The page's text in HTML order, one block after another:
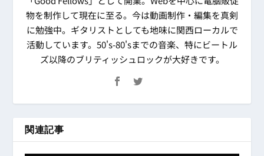
物を制作して現在に至る。今は動画制作・編集を真剣
に勉強中。ギタリストとしても地味に関西ローカルで
活動しています。50's-80'sまでの音楽、特にビートル
ズ以降のブリティッシュロックが大好きです。
関連記事